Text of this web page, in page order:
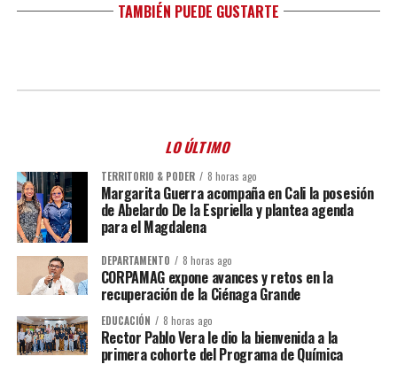
TAMBIÉN PUEDE GUSTARTE
LO ÚLTIMO
TERRITORIO & PODER 8 horas ago
Margarita Guerra acompaña en Cali la posesión
de Abelardo De la Espriella y plantea agenda
para el Magdalena
DEPARTAMENTO 8 horas ago
CORPAMAG expone avances y retos en la
recuperación de la Ciénaga Grande
EDUCACIÓN 8 horas ago
Rector Pablo Vera le dio la bienvenida a la
primera cohorte del Programa de Química